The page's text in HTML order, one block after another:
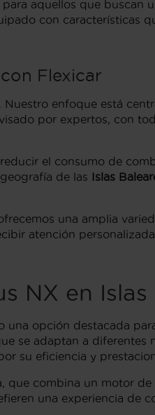
aquellos que buscan
con características
Flexicar
enfoque está
por expertos, con
el consumo de
de las Islas
una amplia
atención
NX en Islas
opción destacada
se adaptan a
su eficiencia y
combina un motor
una experiencia de